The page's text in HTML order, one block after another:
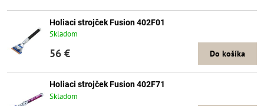
Holiaci strojček Fusion 402F01
Skladom
56 € Do košíka
Holiaci strojček Fusion 402F71
Skladom